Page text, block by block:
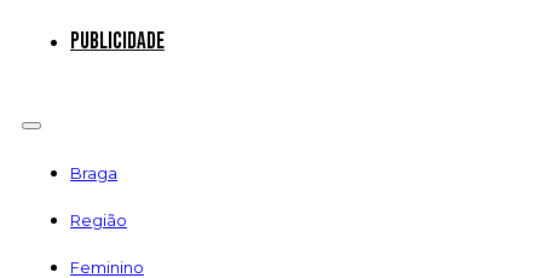
Publicidade
Braga
Região
Feminino